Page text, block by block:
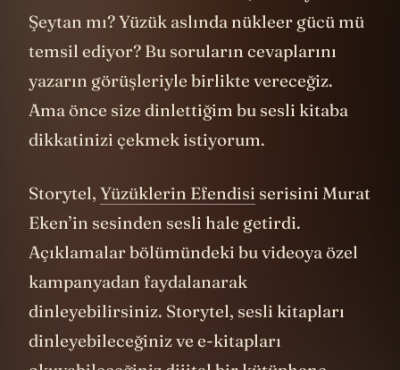
Şeytan mı? Yüzük aslında nükleer gücü mü
temsil ediyor? Bu soruların cevaplarını
yazarın görüşleriyle birlikte vereceğiz.
Ama önce size dinlettiğim bu sesli kitaba
dikkatinizi çekmek istiyorum.
Storytel, Yüzüklerin Efendisi serisini Murat
Eken’in sesinden sesli hale getirdi.
Açıklamalar bölümündeki bu videoya özel
kampanyadan faydalanarak
dinleyebilirsiniz. Storytel, sesli kitapları
dinleyebileceğiniz ve e-kitapları